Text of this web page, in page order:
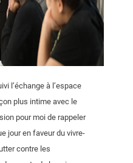
l’échange à l’espace
plus intime avec le
pour moi de rappeler
jour en faveur du vivre-
contre les